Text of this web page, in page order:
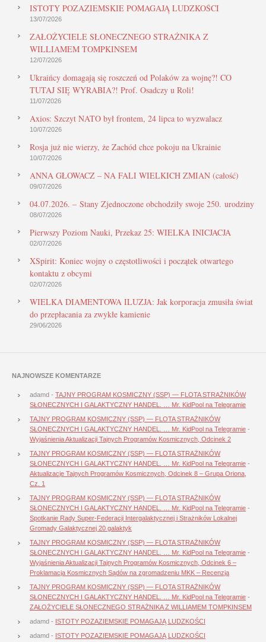
ISTOTY POZAZIEMSKIE POMAGAJĄ LUDZKOŚCI
13/07/2026
ZAŁOŻYCIELE SŁONECZNEGO STRAŻNIKA Z
WILLIAMEM TOMPKINSEM
12/07/2026
Ukraińcy domagają się roszczeń od Polaków za wojnę?! CO
TUTAJ SIĘ WYRABIA?! Prof. Osadczy u Roli!
11/07/2026
Axios: Szczyt NATO był frontem, 24 lipca to wyzwalacz
10/07/2026
Rosja już nie wierzy, że Zachód chce pokoju na Ukrainie
10/07/2026
ANNA GŁOWACZ – NA FALI WIELKICH ZMIAN (całość)
09/07/2026
04.07.2026. – Stany Zjednoczone obchodziły swoje 250. urodziny
08/07/2026
Pierwszy Poziom Nauki, Przekaz 25: WIELKA INICJACJA
02/07/2026
XSpirit: Koniec wojny o częstotliwości i początek otwartego
kontaktu z obcymi
02/07/2026
WIELKA DIAMENTOWA ILUZJA: Jak korporacja zmusiła świat
do przepłacania za zwykłe kamienie
29/06/2026
NAJNOWSZE KOMENTARZE
adamd - TAJNY PROGRAM KOSMICZNY (SSP) — FLOTA STRAŻNIKÓW
SŁONECZNYCH I GALAKTYCZNY HANDEL. … Mr. KidPool na Telegramie
TAJNY PROGRAM KOSMICZNY (SSP) — FLOTA STRAŻNIKÓW
SŁONECZNYCH I GALAKTYCZNY HANDEL. … Mr. KidPool na Telegramie -
Wyjaśnienia Aktualizacji Tajnych Programów Kosmicznych, Odcinek 2
TAJNY PROGRAM KOSMICZNY (SSP) — FLOTA STRAŻNIKÓW
SŁONECZNYCH I GALAKTYCZNY HANDEL. … Mr. KidPool na Telegramie -
Aktualizacje Tajnych Programów Kosmicznych, Odcinek 8 – Grupa Oriona,
Cz. 1
TAJNY PROGRAM KOSMICZNY (SSP) — FLOTA STRAŻNIKÓW
SŁONECZNYCH I GALAKTYCZNY HANDEL. … Mr. KidPool na Telegramie -
Spotkanie Rady Super-Federacji Intergalaktycznej i Strażników Lokalnej
Gromady Galaktycznej 20 galaktyk
TAJNY PROGRAM KOSMICZNY (SSP) — FLOTA STRAŻNIKÓW
SŁONECZNYCH I GALAKTYCZNY HANDEL. … Mr. KidPool na Telegramie -
Wyjaśnienia Aktualizacji Tajnych Programów Kosmicznych, Odcinek 6 –
Proklamacja Kosmicznych Sądów na zgromadzeniu MKK – Recenzja
TAJNY PROGRAM KOSMICZNY (SSP) — FLOTA STRAŻNIKÓW
SŁONECZNYCH I GALAKTYCZNY HANDEL. … Mr. KidPool na Telegramie -
ZAŁOŻYCIELE SŁONECZNEGO STRAŻNIKA Z WILLIAMEM TOMPKINSEM
adamd - ISTOTY POZAZIEMSKIE POMAGAJĄ LUDZKOŚCI
adamd - ISTOTY POZAZIEMSKIE POMAGAJĄ LUDZKOŚCI